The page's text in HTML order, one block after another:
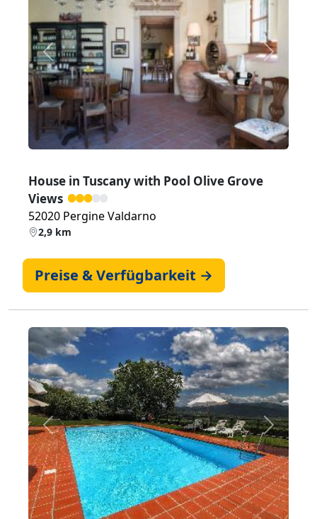
Zurück Weiter
House in Tuscany with Pool Olive Grove
Views
52020 Pergine Valdarno
2,9 km
Preise & Verfügbarkeit →
Zurück Weiter